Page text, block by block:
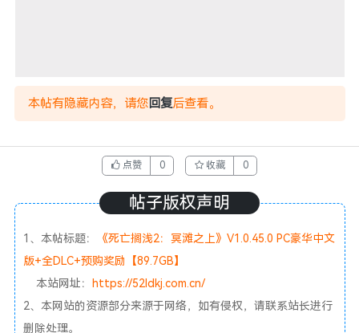
本帖有隐藏内容，请您回复后查看。
点赞 0 收藏 0
帖子版权声明
1、本帖标题：
《死亡搁浅2：冥滩之上》V1.0.45.0 PC豪华中文
版+全DLC+预购奖励【89.7GB】
本站网址：
https://52ldkj.com.cn/
2、本网站的资源部分来源于网络，如有侵权，请联系站长进行
删除处理。